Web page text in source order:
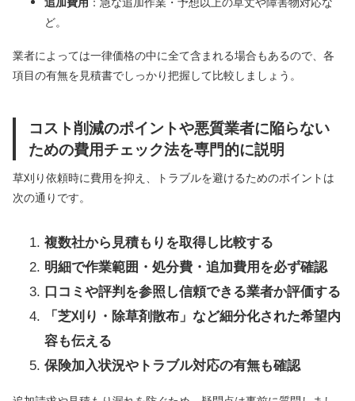
ど。
業者によっては一律価格の中に全て含まれる場合もあるので、各
項目の有無を見積書でしっかり把握して比較しましょう。
コスト削減のポイントや悪質業者に陥らない
ための費用チェック法を専門的に説明
草刈り依頼時に費用を抑え、トラブルを避けるためのポイントは
次の通りです。
複数社から見積もりを取得し比較する
明細で作業範囲・処分費・追加費用を必ず確認
口コミや評判を参照し信頼できる業者か評価する
「芝刈り・除草剤散布」など細分化された希望内
容も伝える
保険加入状況やトラブル対応の有無も確認